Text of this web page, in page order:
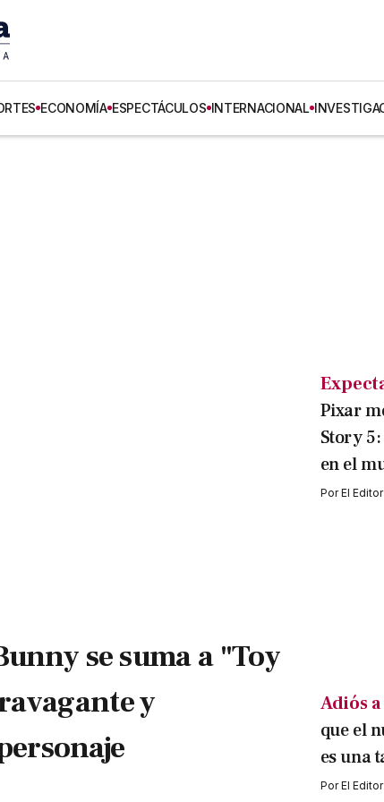
ECONOMÍA ESPECTÁCULOS INTERNACIONAL
se suma a "Toy
y
Pixar
Story
en el
PorEl
Adiós
que el
es una
PorEl